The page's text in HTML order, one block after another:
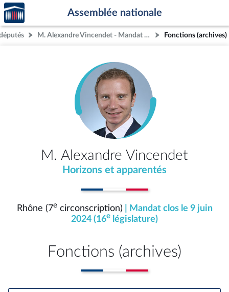
Aller au contenu
Aller en bas de la page
Accèder
à la
page
d'accueil
Assemblée nationale
M. Alexandre Vincendet - Mandat clos - Rhône (7e circonscription) Fonctions (archives)
M. Alexandre Vincendet
Horizons et apparentés
Rhône (7ecirconscription)
| Mandat clos le 9 juin
2024 (16e législature)
Fonctions (archives)